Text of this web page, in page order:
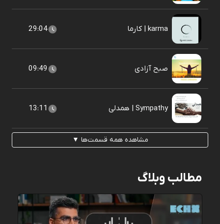
karma | کارما 29:04
صبح آزادی 09:49
Sympathy | همدلی 13:11
مشاهده همه قسمت‌ها ▼
مطالب وبلاگ